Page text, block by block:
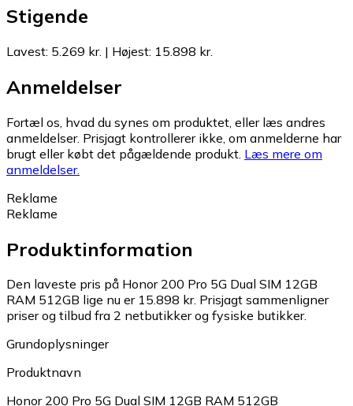
Stigende
Lavest: 5.269 kr. | Højest: 15.898 kr.
Anmeldelser
Fortæl os, hvad du synes om produktet, eller læs andres
anmeldelser. Prisjagt kontrollerer ikke, om anmelderne har
brugt eller købt det pågældende produkt. Læs mere om
anmeldelser.
Reklame
Reklame
Produktinformation
Den laveste pris på Honor 200 Pro 5G Dual SIM 12GB
RAM 512GB lige nu er 15.898 kr. Prisjagt sammenligner
priser og tilbud fra 2 netbutikker og fysiske butikker.
Grundoplysninger
Produktnavn
Honor 200 Pro 5G Dual SIM 12GB RAM 512GB